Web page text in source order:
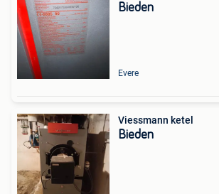
Bieden
Evere
Viessmann ketel
Bieden